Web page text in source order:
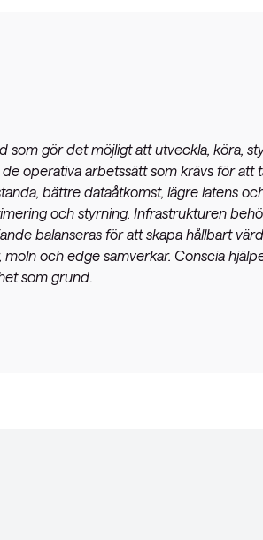
gör det möjligt att utveckla, köra,
operativa arbetssätt som krävs för
bättre dataåtkomst, lägre latens
och styrning. Infrastrukturen
balanseras för att skapa hållbart
och edge samverkar. Conscia
som grund.